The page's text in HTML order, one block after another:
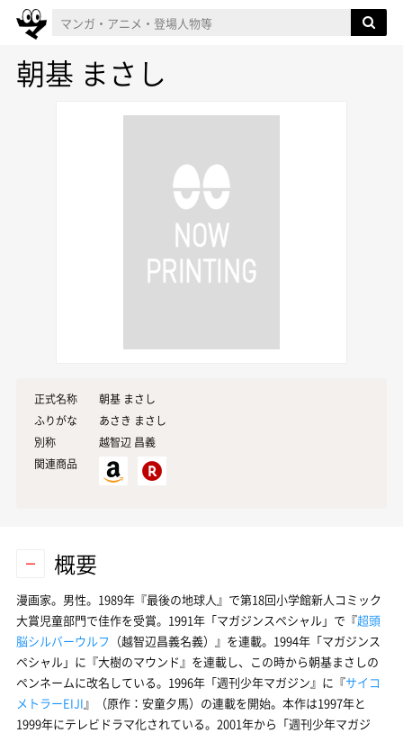
朝基 まさし
正式名称
朝基 まさし
ふりがな
あさき まさし
別称
越智辺 昌義
関連商品
概要
漫画家。男性。1989年『最後の地球人』で第18回小学館新人コミック
大賞児童部門で佳作を受賞。1991年「マガジンスペシャル」で『超頭
脳シルバーウルフ （越智辺昌義名義）』を連載。1994年「マガジンス
ペシャル」に『大樹のマウンド』を連載し、この時から朝基まさしの
ペンネームに改名している。1996年「週刊少年マガジン』に『サイコ
メトラーEIJI』（原作： 安童夕馬）の連載を開始。本作は1997年と
1999年にテレビドラマ化されている。2001年から「週刊少年マガジ